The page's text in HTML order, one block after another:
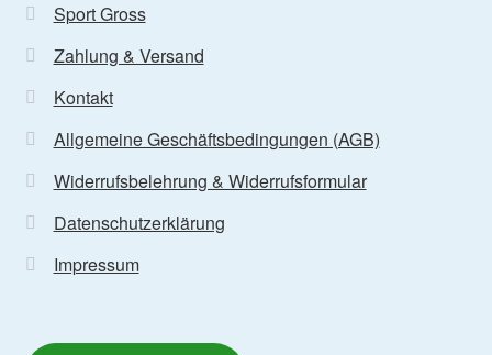
Sport Gross
Zahlung & Versand
Kontakt
Allgemeine Geschäftsbedingungen (AGB)
Widerrufsbelehrung & Widerrufsformular
Datenschutzerklärung
Impressum